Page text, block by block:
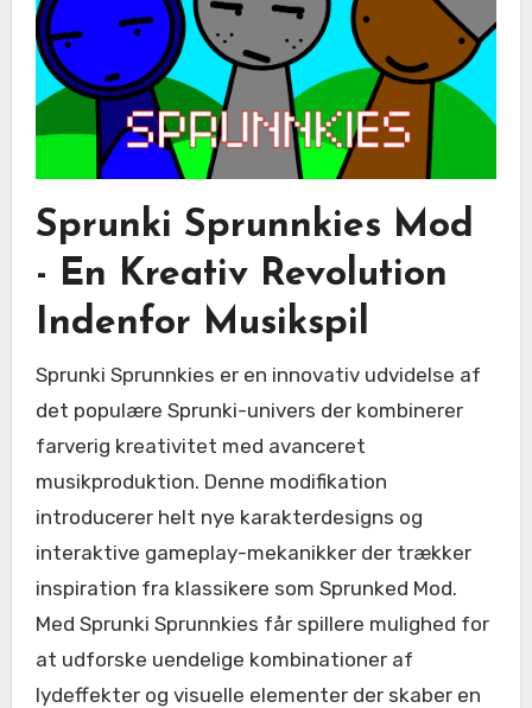
Sprunki Sprunnkies Mod
- En Kreativ Revolution
Indenfor Musikspil
Sprunki Sprunnkies er en innovativ udvidelse af
det populære Sprunki-univers der kombinerer
farverig kreativitet med avanceret
musikproduktion. Denne modifikation
introducerer helt nye karakterdesigns og
interaktive gameplay-mekanikker der trækker
inspiration fra klassikere som Sprunked Mod.
Med Sprunki Sprunnkies får spillere mulighed for
at udforske uendelige kombinationer af
lydeffekter og visuelle elementer der skaber en